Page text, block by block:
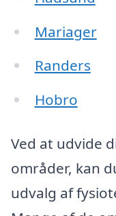
Mariager
Randers
Hobro
Ved at udvide
områder, kan
udvalg af